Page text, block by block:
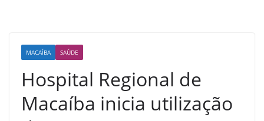
MACAÍBA SAÚDE
Hospital Regional de
Macaíba inicia utilização